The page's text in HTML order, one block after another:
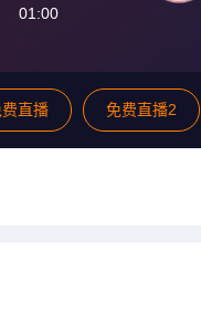
01:00
直播 免费直播2